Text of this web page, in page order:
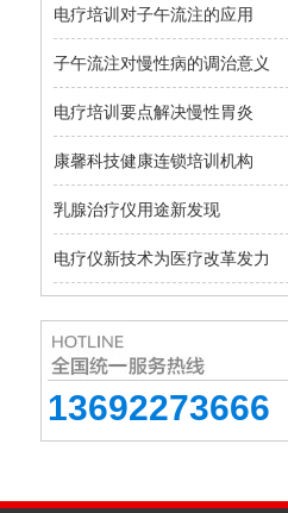
电疗培训对子午流注的应用
子午流注对慢性病的调治意义
电疗培训要点解决慢性胃炎
康馨科技健康连锁培训机构
乳腺治疗仪用途新发现
电疗仪新技术为医疗改革发力
13692273666